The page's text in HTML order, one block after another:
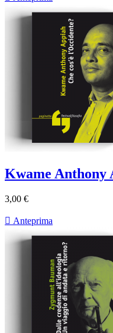
Kwame Anthony
3,00 €
 Anteprima